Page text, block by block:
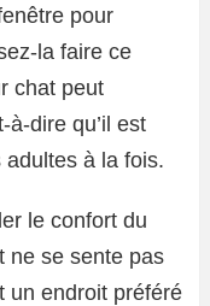
pour
la faire ce
chat peut
à-dire qu’il est
à la fois.
le confort du
ne se sente pas
un endroit préféré